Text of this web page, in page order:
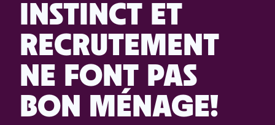
INSTINCT ET
RECRUTEMENT
NE FONT PAS
BON MÉNAGE!